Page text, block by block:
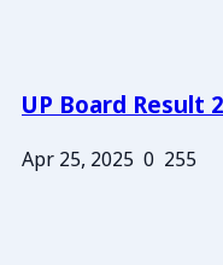
UP Board Result
Apr 25, 2025 0 255